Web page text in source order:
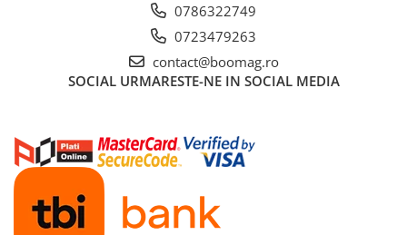
Echipament ciclism
Sosete
Rucsaci si borsete ciclism
Manusi bicicleta
0786322749
0723479263
contact@boomag.ro
SOCIAL URMARESTE-NE IN SOCIAL MEDIA